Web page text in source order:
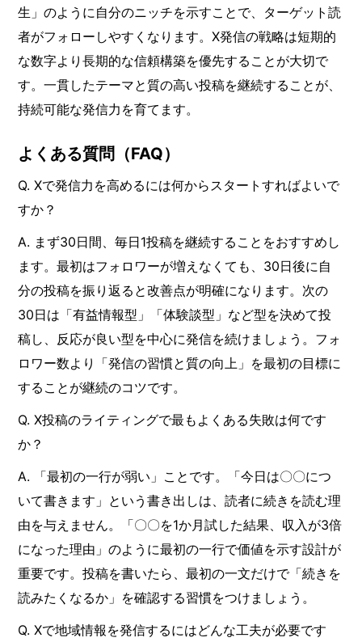
生」のように自分のニッチを示すことで、ターゲット読
者がフォローしやすくなります。X発信の戦略は短期的
な数字より長期的な信頼構築を優先することが大切で
す。一貫したテーマと質の高い投稿を継続することが、
持続可能な発信力を育てます。
よくある質問（FAQ）
Q. Xで発信力を高めるには何からスタートすればよいで
すか？
A. まず30日間、毎日1投稿を継続することをおすすめし
ます。最初はフォロワーが増えなくても、30日後に自
分の投稿を振り返ると改善点が明確になります。次の
30日は「有益情報型」「体験談型」など型を決めて投
稿し、反応が良い型を中心に発信を続けましょう。フォ
ロワー数より「発信の習慣と質の向上」を最初の目標に
することが継続のコツです。
Q. X投稿のライティングで最もよくある失敗は何です
か？
A. 「最初の一行が弱い」ことです。「今日は〇〇につ
いて書きます」という書き出しは、読者に続きを読む理
由を与えません。「〇〇を1か月試した結果、収入が3倍
になった理由」のように最初の一行で価値を示す設計が
重要です。投稿を書いたら、最初の一文だけで「続きを
読みたくなるか」を確認する習慣をつけましょう。
Q. Xで地域情報を発信するにはどんな工夫が必要です